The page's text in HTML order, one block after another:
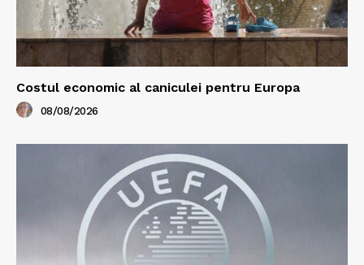
Costul economic al caniculei pentru Europa
08/08/2026